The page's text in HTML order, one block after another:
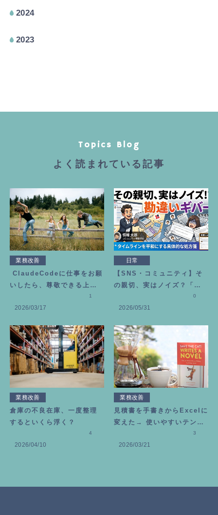
2024
2023
Topics Blog
よく読まれている記事
業務改善
ClaudeCodeに仕事をお願
いしたら、尊敬できる上司
2026/03/17
1
日常
【SNS・コミュニティ】そ
の親切、実はノイズ？「勘
違いギバー」にモヤモヤし
た時の処方箋
2026/05/31
0
業務改善
倉庫の不良在庫、一度整理
するといくら浮く？
2026/04/10
4
業務改善
見積書を手書きからExcelに
変えた→ 使いやすいテンプ
2026/03/21
3